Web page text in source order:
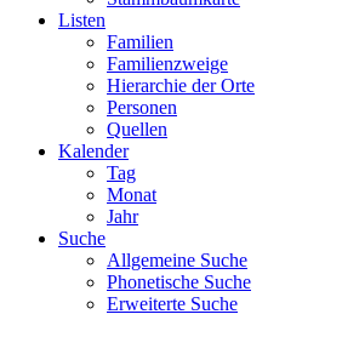
Listen
Familien
Familienzweige
Hierarchie der Orte
Personen
Quellen
Kalender
Tag
Monat
Jahr
Suche
Allgemeine Suche
Phonetische Suche
Erweiterte Suche